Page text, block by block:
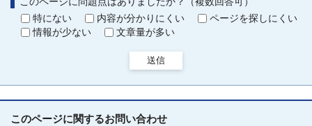
特にない
内容が分かりにくい
ページを探しにくい
情報が少ない
文章量が多い
送信
このページに関するお問い合わせ